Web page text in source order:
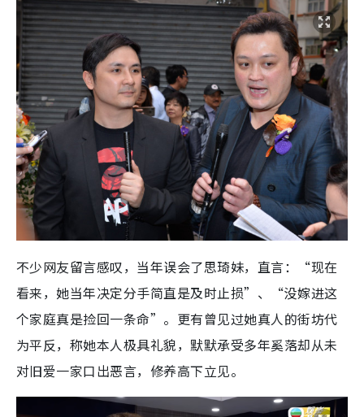
不少网友留言感叹，当年误会了思琦妹，直言：“现在
看来，她当年决定分手简直是及时止损”、“没嫁进这
个家庭真是捡回一条命”。更有曾见过她真人的街坊代
为平反，称她本人极具礼貌，默默承受多年奚落却从未
对旧爱一家口出恶言，修养高下立见。